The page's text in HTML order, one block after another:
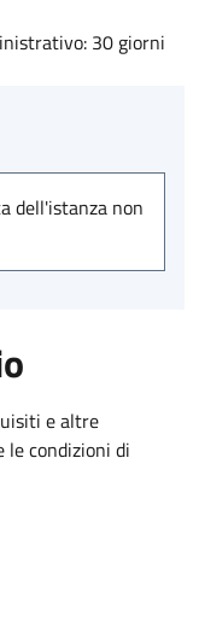
30 giorni
dell'istanza non
e altre
condizioni di